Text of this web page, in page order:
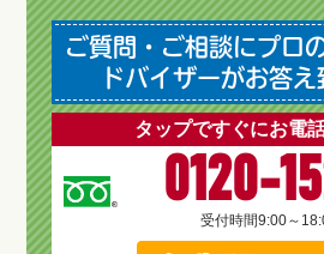
ご質問・ご相談にプロ
ドバイザーがお答え
タップですぐにお電
0120-
受付時間9:00～